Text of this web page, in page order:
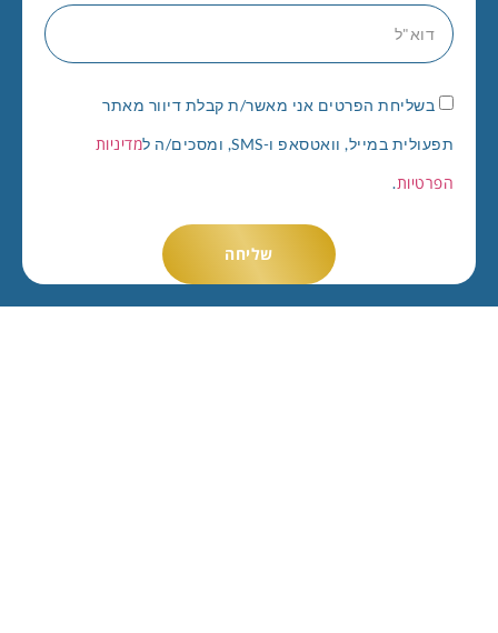
בשליחת הפרטים אני מאשר/ת קבלת דיוור מאתר
תפעולית במייל, וואטסאפ ו-SMS, ומסכים/ה ל
מדיניות
הפרטיות.
שליחה